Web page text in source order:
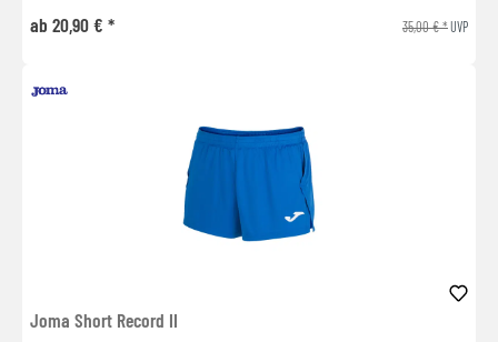
ab 20,90 € * 35,00 € *UVP
Joma Short Record II